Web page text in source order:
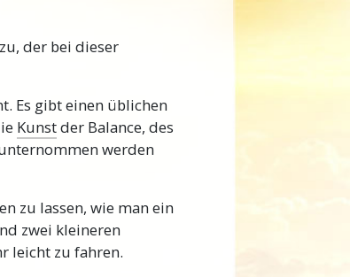
der bei dieser
Es gibt einen üblichen
Kunstder Balance, des
werden
zu lassen, wie man ein
zwei kleineren
leicht zu fahren.